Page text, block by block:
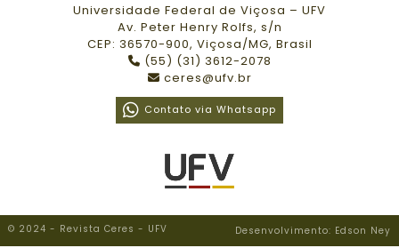
Universidade Federal de Viçosa – UFV
Av. Peter Henry Rolfs, s/n
CEP: 36570-900, Viçosa/MG, Brasil
(55) (31) 3612-2078
ceres@ufv.br
Contato via Whatsapp
© 2024 - Revista Ceres - UFV Desenvolvimento: